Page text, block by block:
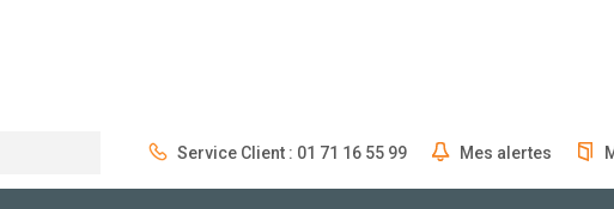
Service Client : 01 71 16 55 99 Mes alertes